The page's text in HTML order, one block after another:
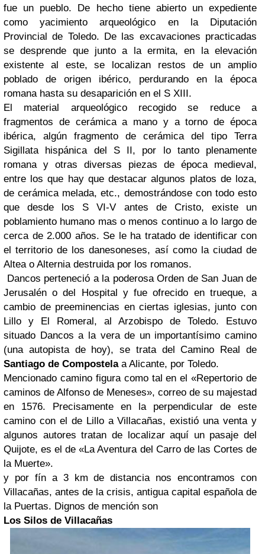
fue un pueblo. De hecho tiene abierto un expediente
como yacimiento arqueológico en la Diputación
Provincial de Toledo. De las excavaciones practicadas
se desprende que junto a la ermita, en la elevación
existente al este, se localizan restos de un amplio
poblado de origen ibérico, perdurando en la época
romana hasta su desaparición en el S XIII.
El material arqueológico recogido se reduce a
fragmentos de cerámica a mano y a torno de época
ibérica, algún fragmento de cerámica del tipo Terra
Sigillata hispánica del S II, por lo tanto plenamente
romana y otras diversas piezas de época medieval,
entre los que hay que destacar algunos platos de loza,
de cerámica melada, etc., demostrándose con todo esto
que desde los S VI-V antes de Cristo, existe un
poblamiento humano mas o menos continuo a lo largo de
cerca de 2.000 años. Se le ha tratado de identificar con
el territorio de los danesoneses, así como la ciudad de
Altea o Alternia destruida por los romanos.
Dancos perteneció a la poderosa Orden de San Juan de
Jerusalén o del Hospital y fue ofrecido en trueque, a
cambio de preeminencias en ciertas iglesias, junto con
Lillo y El Romeral, al Arzobispo de Toledo. Estuvo
situado Dancos a la vera de un importantísimo camino
(una autopista de hoy), se trata del Camino Real de
Santiago de Compostelaa Alicante, por Toledo.
Mencionado camino figura como tal en el «Repertorio de
caminos de Alfonso de Meneses», correo de su majestad
en 1576. Precisamente en la perpendicular de este
camino con el de Lillo a Villacañas, existió una venta y
algunos autores tratan de localizar aquí un pasaje del
Quijote, es el de «La Aventura del Carro de las Cortes de
la Muerte».
y por fín a 3 km de distancia nos encontramos con
Villacañas, antes de la crisis, antigua capital española de
la Puertas. Dignos de mención son
Los Silos de Villacañas